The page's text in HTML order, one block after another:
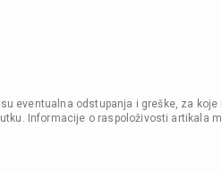
eventualna odstupanja i greške, za
Informacije o raspoloživosti artikala